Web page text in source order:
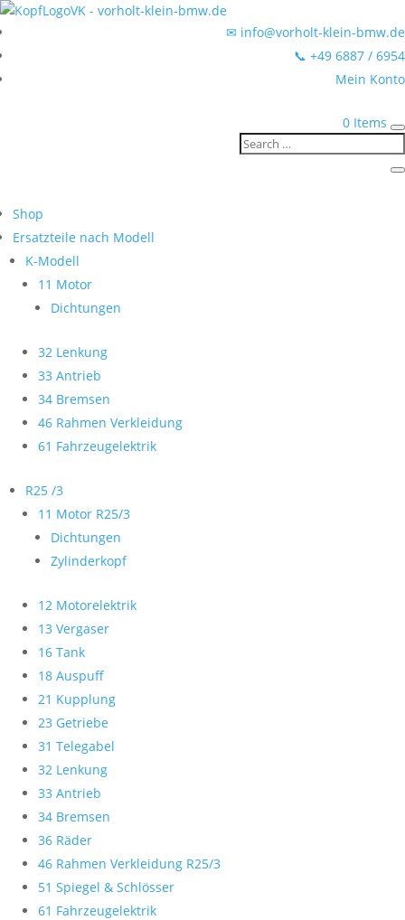
✉ info@vorholt-klein-bmw.de
📞 +49 6887 / 6954
Mein Konto
0 Items
Shop
Ersatzteile nach Modell
K-Modell
11 Motor
Dichtungen
32 Lenkung
33 Antrieb
34 Bremsen
46 Rahmen Verkleidung
61 Fahrzeugelektrik
R25 /3
11 Motor R25/3
Dichtungen
Zylinderkopf
12 Motorelektrik
13 Vergaser
16 Tank
18 Auspuff
21 Kupplung
23 Getriebe
31 Telegabel
32 Lenkung
33 Antrieb
34 Bremsen
36 Räder
46 Rahmen Verkleidung R25/3
51 Spiegel & Schlösser
61 Fahrzeugelektrik